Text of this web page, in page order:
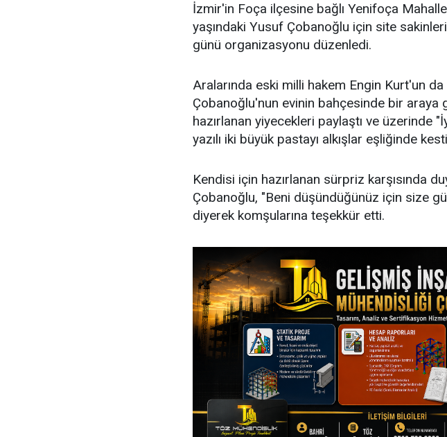
İzmir'in Foça ilçesine bağlı Yenifoça
yaşındaki Yusuf Çobanoğlu için site
günü organizasyonu düzenledi.
Aralarında eski milli hakem Engin Kurt'un
Çobanoğlu'nun evinin bahçesinde bir araya
hazırlanan yiyecekleri paylaştı ve üzerinde
yazılı iki büyük pastayı alkışlar eşliğinde
Kendisi için hazırlanan sürpriz karşısında
Çobanoğlu, "Beni düşündüğünüz için size
diyerek komşularına teşekkür etti.